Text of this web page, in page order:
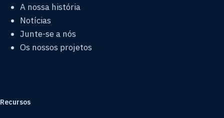
A nossa história
Notícias
Junte-se a nós
Os nossos projetos
Recursos